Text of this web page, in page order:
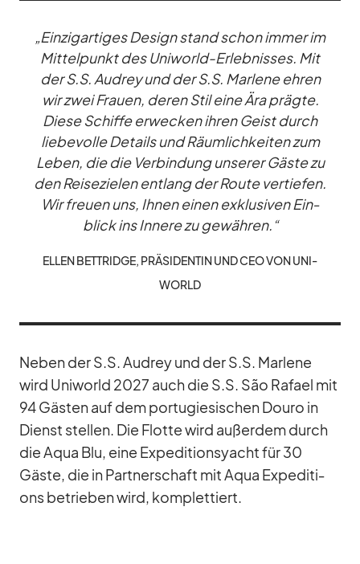
„Ein­zig­ar­ti­ges De­sign stand schon im­mer im
Mit­tel­punkt des Uni­world-Er­leb­nis­ses. Mit
der S.S. Au­drey und der S.S. Mar­lene eh­ren
wir zwei Frauen, de­ren Stil eine Ära prägte.
Diese Schiffe er­we­cken ih­ren Geist durch
lie­be­volle De­tails und Räum­lich­kei­ten zum
Le­ben, die die Ver­bin­dung un­se­rer Gäste zu
den Rei­se­zie­len ent­lang der Route ver­tie­fen.
Wir freuen uns, Ih­nen ei­nen ex­klu­si­ven Ein­
blick ins In­nere zu ge­wäh­ren.“
EL­LEN BETT­RIDGE, PRÄ­SI­DEN­TIN UND CEO VON UNI­
WORLD
Ne­ben der S.S. Au­drey und der S.S. Mar­lene
wird Uni­world 2027 auch die S.S. São Ra­fael mit
94 Gäs­ten auf dem por­tu­gie­si­schen Douro in
Dienst stel­len. Die Flotte wird au­ßer­dem durch
die Aqua Blu, eine Ex­pe­di­ti­ons­yacht für 30
Gäste, die in Part­ner­schaft mit Aqua Ex­pe­di­ti­
ons be­trie­ben wird, kom­plet­tiert.